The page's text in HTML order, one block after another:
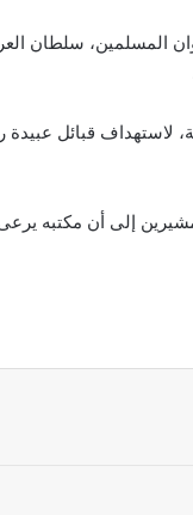
المسلمين، سلطان
لاستهداف قبائل
إلى أن مكتبه